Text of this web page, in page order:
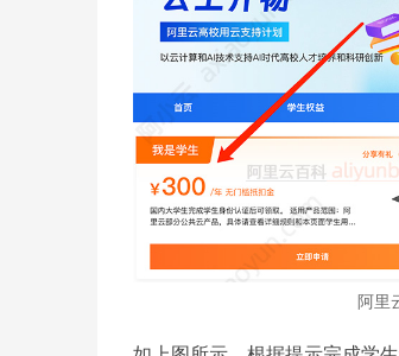
阿里